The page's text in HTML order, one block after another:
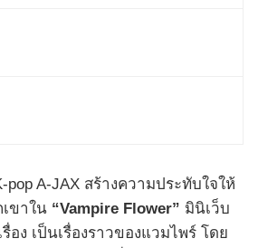
A-JAX สร้างความประทับใจให้
ขาใน “Vampire Flower” มินิเว็บ
อง เป็นเรื่องราวของแวมไพร์ โดย